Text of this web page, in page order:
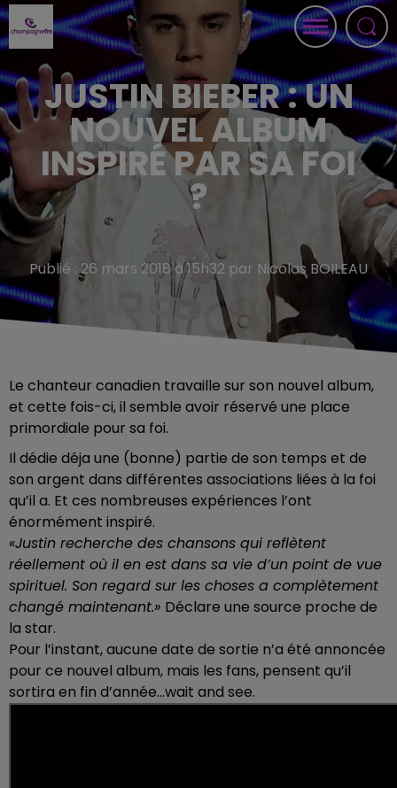
JUSTIN BIEBER : UN
NOUVEL ALBUM
INSPIRÉ PAR SA FOI
?
Publié : 26 mars 2018 à 15h32 par Nicolas BOILEAU
Le chanteur canadien travaille sur son nouvel album,
et cette fois-ci, il semble avoir réservé une place
primordiale pour sa foi.
Il dédie déja une (bonne) partie de son temps et de
son argent dans différentes associations liées à la foi
qu’il a. Et ces nombreuses expériences l’ont
énormément inspiré.
«Justin recherche des chansons qui reflètent
réellement où il en est dans sa vie d’un point de vue
spirituel. Son regard sur les choses a complètement
changé maintenant.» Déclare une source proche de
la star.
Pour l’instant, aucune date de sortie n’a été annoncée
pour ce nouvel album, mais les fans, pensent qu’il
sortira en fin d’année...wait and see.